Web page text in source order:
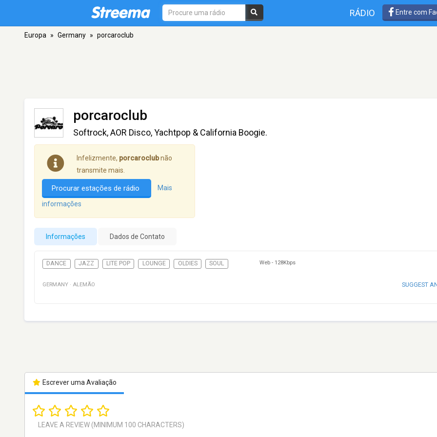
RÁDIO Entre com
Europa » Germany » porcaroclub
porcaroclub
Softrock, AOR Disco, Yachtpop & California Boogie.
Infelizmente, porcaroclubnão
transmite mais.
Procurar estações de rádio Mais
informações
Informações Dados de Contato
DANCE JAZZ LITE POP LOUNGE OLDIES SOUL Web - 128Kbps
GERMANY · ALEMÃO SUGGEST
Escrever uma Avaliação